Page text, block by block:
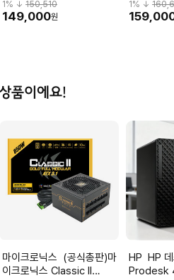
모듈러 ATX3.1 (블랙) 파워
1 % ↓150,510
149,000원
80PLUS
1 % ↓
품이에요!
마이크로닉스 (공식총판)마
이크로닉스 Classic II
HP HP 데스크탑 PC
Prodesk